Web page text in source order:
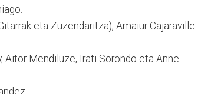
eta Zuzendaritza), Amaiur Cajaraville
Aitor Mendiluze, Irati Sorondo eta Anne